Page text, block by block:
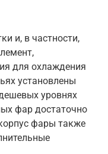
и, в частности,
для охлаждения
установлены
уровнях
фар достаточно
фары также